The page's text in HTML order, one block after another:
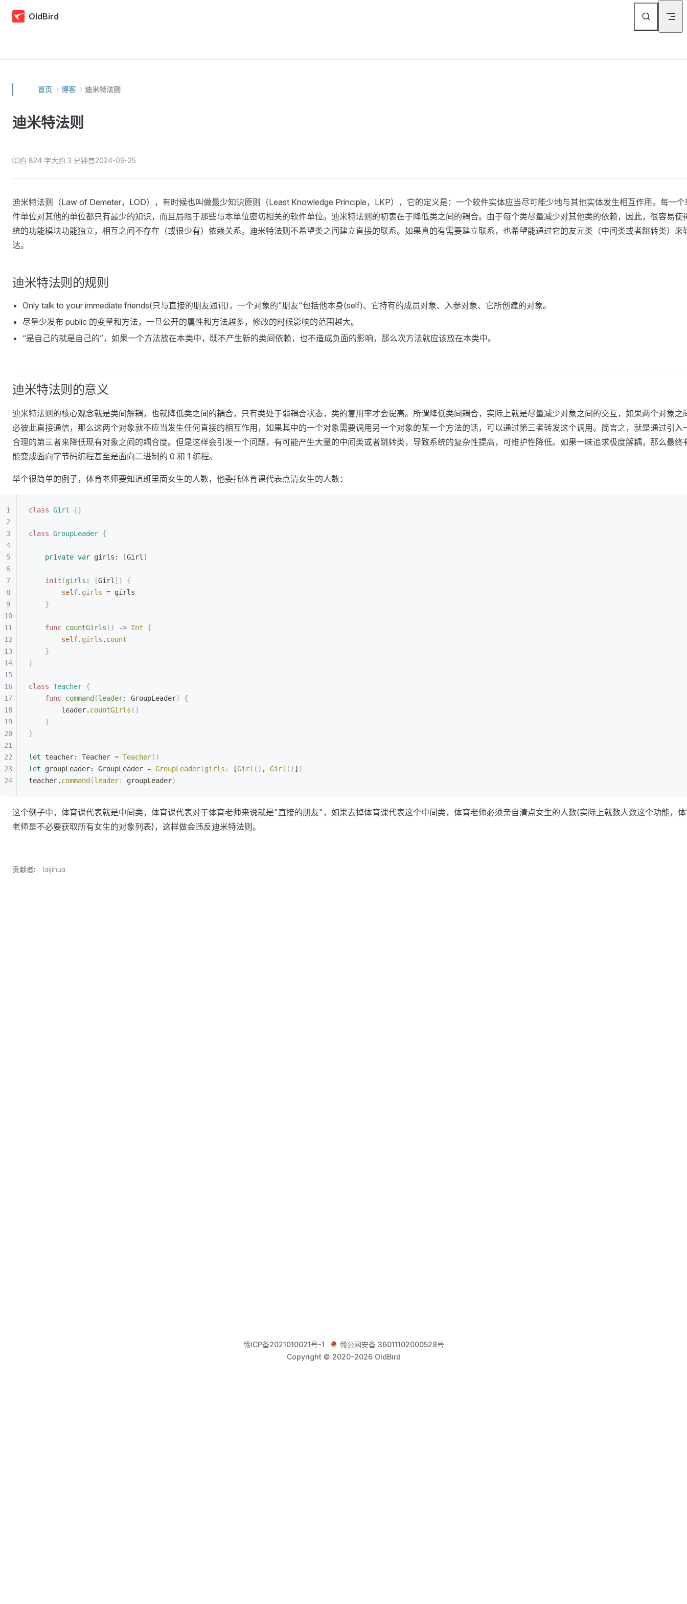
Skip to content
OldBird
首页 博客 迪米特法则
迪米特法则
约 824 字大约 3 分钟 2024-09-25
迪米特法则（Law of Demeter，LOD），有时候也叫做最少知识原则（Least Knowledge Principle，LKP），它的定义是：一个软件实体应当尽可能少地与其他实体发生相互作用。每一个
件单位对其他的单位都只有最少的知识，而且局限于那些与本单位密切相关的软件单位。迪米特法则的初衷在于降低类之间的耦合。由于每个类尽量减少对其他类的依赖，因此，很容易使
统的功能模块功能独立，相互之间不存在（或很少有）依赖关系。迪米特法则不希望类之间建立直接的联系。如果真的有需要建立联系，也希望能通过它的友元类（中间类或者跳转类）来
达。
迪米特法则的规则
Only talk to your immediate friends(只与直接的朋友通讯)，一个对象的"朋友"包括他本身(self)、它持有的成员对象、入参对象、它所创建的对象。
尽量少发布 public 的变量和方法，一旦公开的属性和方法越多，修改的时候影响的范围越大。
“是自己的就是自己的”，如果一个方法放在本类中，既不产生新的类间依赖，也不造成负面的影响，那么次方法就应该放在本类中。
迪米特法则的意义
迪米特法则的核心观念就是类间解耦，也就降低类之间的耦合，只有类处于弱耦合状态，类的复用率才会提高。所谓降低类间耦合，实际上就是尽量减少对象之间的交互，如果两个对象之
必彼此直接通信，那么这两个对象就不应当发生任何直接的相互作用，如果其中的一个对象需要调用另一个对象的某一个方法的话，可以通过第三者转发这个调用。简言之，就是通过引入
合理的第三者来降低现有对象之间的耦合度。但是这样会引发一个问题，有可能产生大量的中间类或者跳转类，导致系统的复杂性提高，可维护性降低。如果一味追求极度解耦，那么最终
能变成面向字节码编程甚至是面向二进制的 0 和 1 编程。
举个很简单的例子，体育老师要知道班里面女生的人数，他委托体育课代表点清女生的人数：
class Girl {}
class GroupLeader {
    private
var girls: [Girl ]
    init
(girls : [Girl ])
{
        self
. girls = girls
    }
    func
countGirls () -> Int {
        self
. girls . count
    }
}
class Teacher {
    func
command (leader: GroupLeader)
{
        leader.
countGirls ()
    }
}
let teacher: Teacher = Teacher()
let groupLeader: GroupLeader = GroupLeader(girls : [Girl () , Girl () ] )
teacher. command (leader: groupLeader)
这个例子中，体育课代表就是中间类，体育课代表对于体育老师来说就是"直接的朋友"，如果去掉体育课代表这个中间类，体育老师必须亲自清点女生的人数(实际上就数人数这个功能，
老师是不必要获取所有女生的对象列表)，这样做会违反迪米特法则。
贡献者: laijihua
赣ICP备2021010021号-1
赣公网安备 36011102000528号
Copyright © 2020-2026 OldBird